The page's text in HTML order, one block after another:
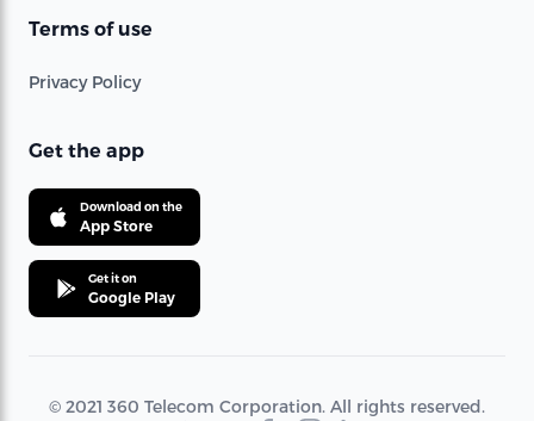
Terms of use
Privacy Policy
Get the app
Download on the
App Store
Get it on
Google Play
© 2021 360 Telecom Corporation. All rights reserved.